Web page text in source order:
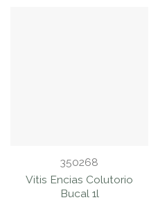
350268
Vitis Encias Colutorio
Bucal 1l